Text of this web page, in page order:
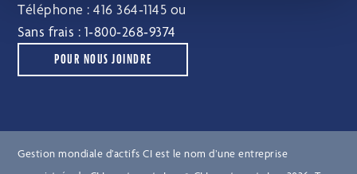
Téléphone :416 364‑1145 ou
Sans frais : 1‑800‑268‑9374
POUR NOUS JOINDRE
Gestion mondiale d’actifs CI est le nom d’une entreprise